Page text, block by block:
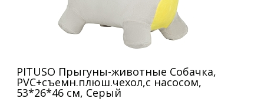
PITUSO Прыгуны-животные Собачка,
PVC+съемн.плюш.чехол,с насосом,
53*26*46 см, Серый